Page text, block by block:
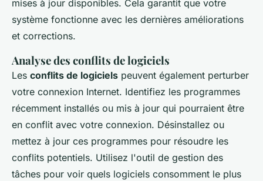
mises à jour disponibles. Cela garantit que votre
système fonctionne avec les dernières améliorations
et corrections.
Analyse des conflits de logiciels
Les conflits de logiciels peuvent également perturber
votre connexion Internet. Identifiez les programmes
récemment installés ou mis à jour qui pourraient être
en conflit avec votre connexion. Désinstallez ou
mettez à jour ces programmes pour résoudre les
conflits potentiels. Utilisez l'outil de gestion des
tâches pour voir quels logiciels consomment le plus